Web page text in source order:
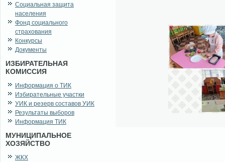
Социальная защита
населения
Фонд социального
страхования
Конкурсы
Документы
ИЗБИРАТЕЛЬНАЯ
КОМИССИЯ
Информация о ТИК
Избирательные участки
УИК и резерв составов УИК
Результаты выборов
Информация ТИК
МУНИЦИПАЛЬНОЕ
ХОЗЯЙСТВО
ЖКХ